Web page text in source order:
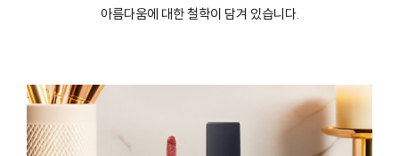
아름다움에 대한 철학이 담겨 있습니다.